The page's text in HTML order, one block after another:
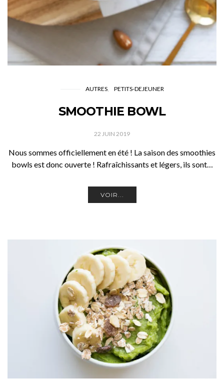
AUTRES PETITS-DEJEUNER
SMOOTHIE BOWL
22 JUIN 2019
Nous sommes officiellement en été ! La saison des smoothies
bowls est donc ouverte ! Rafraîchissants et légers, ils sont…
VOIR...